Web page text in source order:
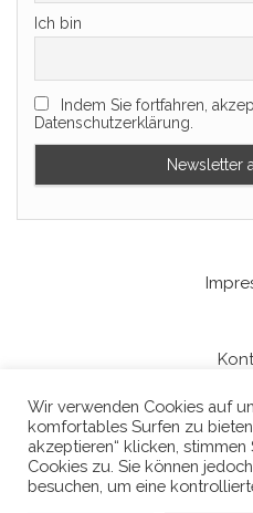
Ich bin
Indem Sie fortfahren,
Datenschutzerklärung.
Wir verwenden Cookies auf
komfortables Surfen zu
akzeptieren“ klicken,
Cookies zu. Sie können
besuchen, um eine